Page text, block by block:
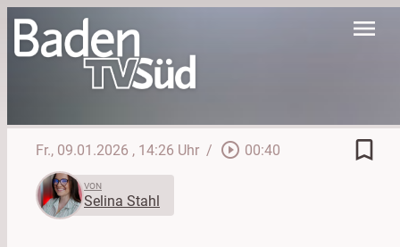
menu
Fr., 09.01.2026 , 14:26 Uhr / play_circle_outline 00:40 bookmark_border
VON
Selina Stahl